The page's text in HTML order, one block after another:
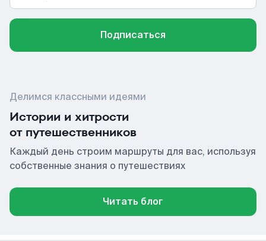
Подписаться
Делимся классными идеями
Истории и хитрости
от путешественников
Каждый день строим маршруты для вас, используя
собственные знания о путешествиях
Читать блог